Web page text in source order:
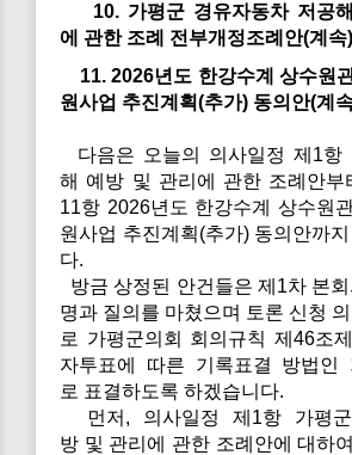
10. 가평군 경유자동차 저공
에 관한 조례 전부개정조례안(계속)
11. 2026년도 한강수계 상수원
원사업 추진계획(추가) 동의안(계
다음은 오늘의 의사일정 제1항
해 예방 및 관리에 관한 조례안부
11항 2026년도 한강수계 상수원
원사업 추진계획(추가) 동의안까
다.
방금 상정된 안건들은 제1차 본
명과 질의를 마쳤으며 토론 신청
로 가평군의회 회의규칙 제46조
자투표에 따른 기록표결 방법인
로 표결하도록 하겠습니다.
먼저, 의사일정 제1항 가평
방 및 관리에 관한 조례안에 대하